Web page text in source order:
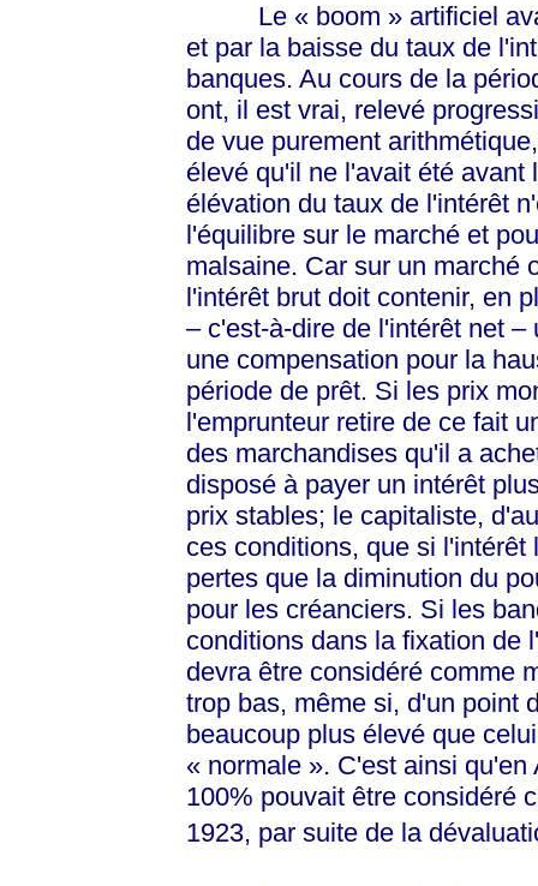
Le « boom »artificiel
et par la baisse du taux de
banques. Au cours de la
ont, il est vrai, relevé
de vue purement
élevé qu'il ne l'avait été
élévation du taux de l'intérêt
l'équilibre sur le marché et
malsaine. Car sur un marché
l'intérêt brut doit contenir, en
– c'est-à-dire de l'intérêt net
une compensation pour la
période de prêt. Si les prix
l'emprunteur retire de ce fait
des marchandises qu'il a
disposé à payer un intérêt
prix stables; le capitaliste,
ces conditions, que si
pertes que la diminution du
pour les créanciers. Si les
conditions dans la fixation de
devra être considéré comme
trop bas, même si, d'un point
beaucoup plus élevé que
« normale ». C'est ainsi qu'en
100% pouvait être considéré
1923, par suite de la